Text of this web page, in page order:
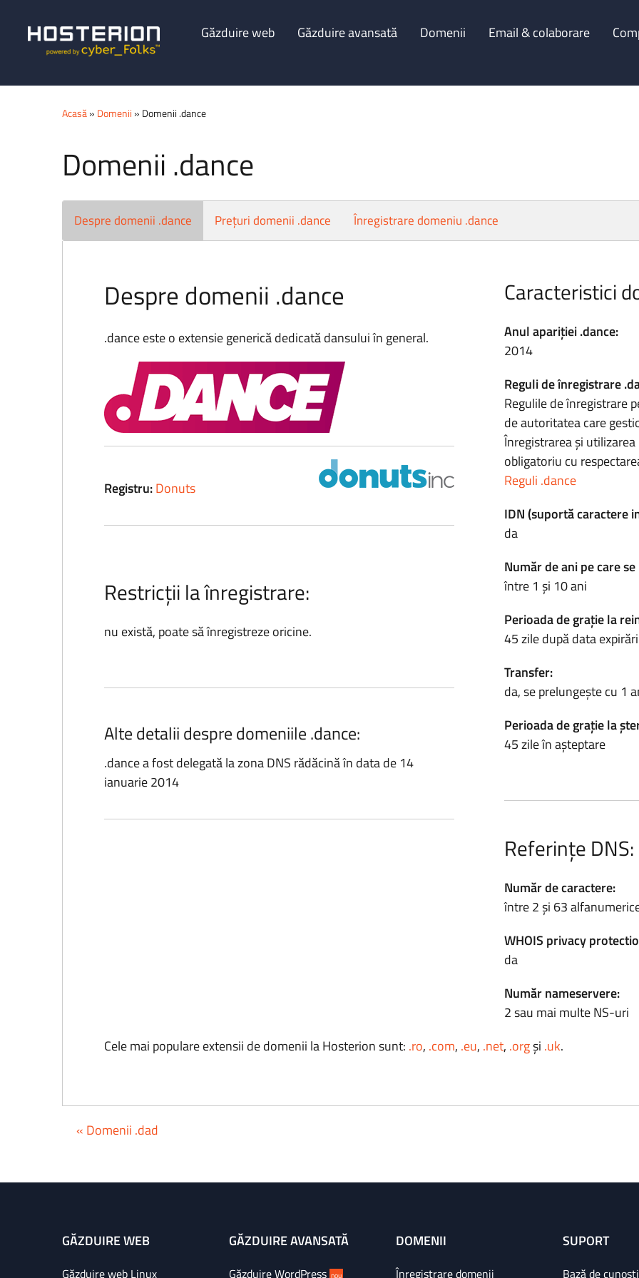
Găzduire web Găzduire avansată Domenii Email & colaborare
Acasă» Domenii » Domenii .dance
Domenii .dance
Despre domenii .dance Prețuri domenii .dance Înregistrare domeniu .dance
Despre domenii .dance
.dance este o extensie generică dedicată dansului în general.
Registru:Donuts
Restricții la înregistrare:
nu există, poate să înregistreze oricine.
Alte detalii despre domeniile .dance:
.dance a fost delegată la zona DNS rădăcină în data de 14
ianuarie 2014
Caracteristici
Anul apariției .dance:
2014
Reguli de înregistrare
Regulile de înregistrare
de autoritatea care
Înregistrarea și
obligatoriu cu
Reguli .dance
IDN (suportă caractere
da
Număr de ani pe care
între 1 și 10 ani
Perioada de grație la
45 zile după data
Transfer:
da, se prelungește cu 1
Perioada de grație la
45 zile în așteptare
Referințe DNS:
Număr de caractere:
între 2 și 63
WHOIS privacy
da
Număr nameservere:
2 sau mai multe NS-uri
Cele mai populare extensii de domenii la Hosterion sunt: .ro, .com, .eu, .net, .orgși .uk.
« Domenii .dad
GĂZDUIRE WEB
Găzduire web Linux
GĂZDUIRE AVANSATĂ
Găzduire WordPress nou
DOMENII
Înregistrare domenii
SUPORT
Bază de